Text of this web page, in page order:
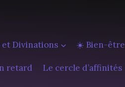
Divinations ☀️ Bien-être
retard Le cercle d’affinités